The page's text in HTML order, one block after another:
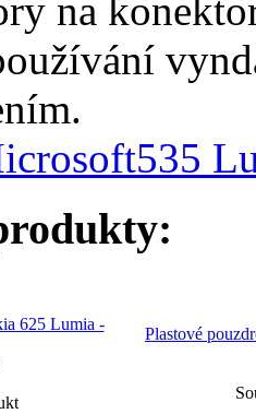
na
535
625 Lumia -
Plastové